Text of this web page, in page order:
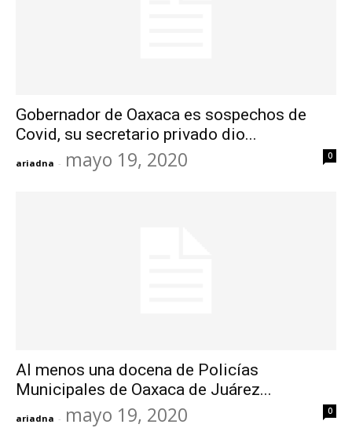
Gobernador de Oaxaca es sospechos de
Covid, su secretario privado dio...
ariadna - mayo 19, 2020 0
Al menos una docena de Policías
Municipales de Oaxaca de Juárez...
ariadna - mayo 19, 2020 0